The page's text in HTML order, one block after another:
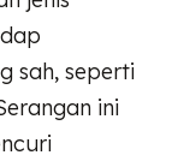
sah, seperti
ini